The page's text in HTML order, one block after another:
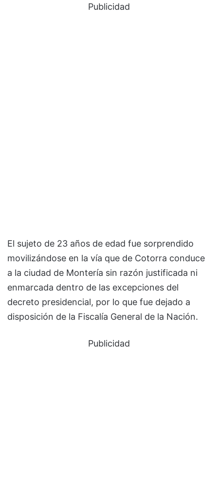
Publicidad
El sujeto de 23 años de edad fue sorprendido
movilizándose en la vía que de Cotorra conduce
a la ciudad de Montería sin razón justificada ni
enmarcada dentro de las excepciones del
decreto presidencial, por lo que fue dejado a
disposición de la Fiscalía General de la Nación.
Publicidad